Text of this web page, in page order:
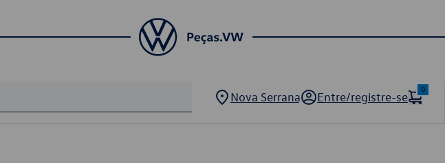
Nova Serrana Entre/registre-se
0